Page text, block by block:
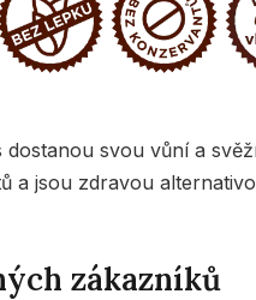
dostanou svou vůní a
a jsou zdravou
zákazníků